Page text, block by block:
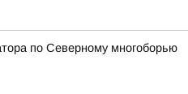
по Северному многоборью